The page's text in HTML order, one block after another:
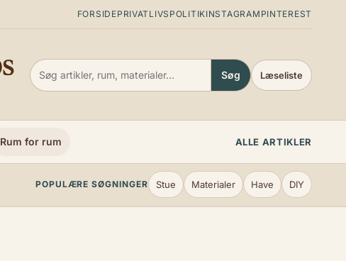
FORSIDEPRIVATLIVSPOLITIKINSTAGRAM PINTEREST
Søg Læseliste
Rum for rum ALLE ARTIKLER
POPULÆRE SØGNINGER Stue Materialer Have DIY